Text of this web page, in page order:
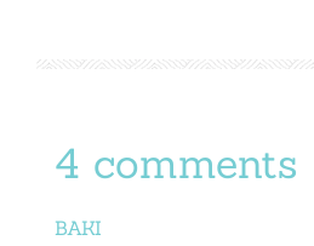
4 comments
BAKI